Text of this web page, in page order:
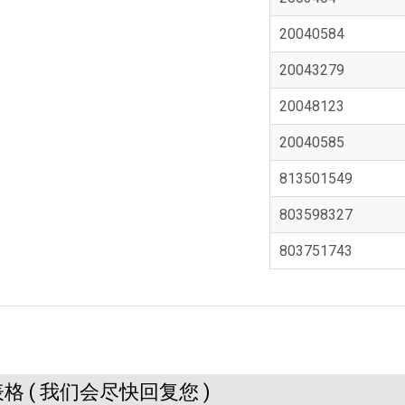
20040584
20043279
20048123
20040585
813501549
803598327
803751743
( 我们会尽快回复您 )